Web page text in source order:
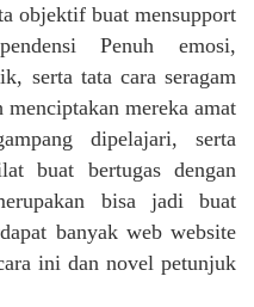
objektif buat mensupport
Penuh emosi,
serta tata cara seragam
mereka amat
dipelajari, serta
buat bertugas dengan
bisa jadi buat
banyak web website
ini dan novel petunjuk